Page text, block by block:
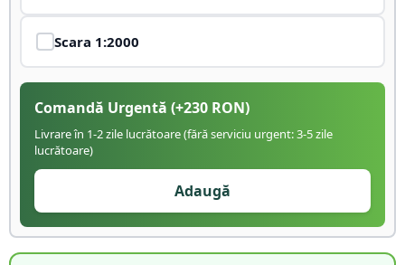
Scara 1:2000
Comandă Urgentă (+230 RON)
Livrare în 1-2 zile lucrătoare (fără serviciu urgent: 3-5 zile
lucrătoare)
Adaugă